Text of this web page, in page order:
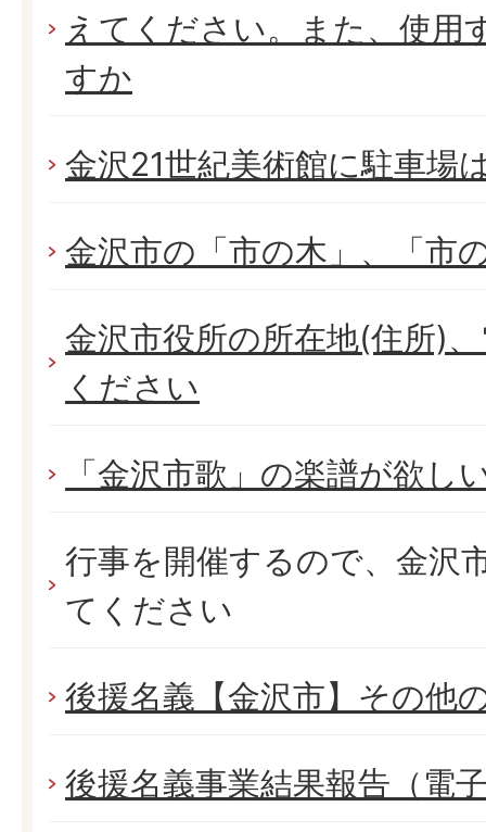
えてください。また、使用
すか
金沢21世紀美術館に駐車場
金沢市の「市の木」、「市
金沢市役所の所在地(住所)
ください
「金沢市歌」の楽譜が欲し
行事を開催するので、金沢
てください
後援名義【金沢市】その他
後援名義事業結果報告（電